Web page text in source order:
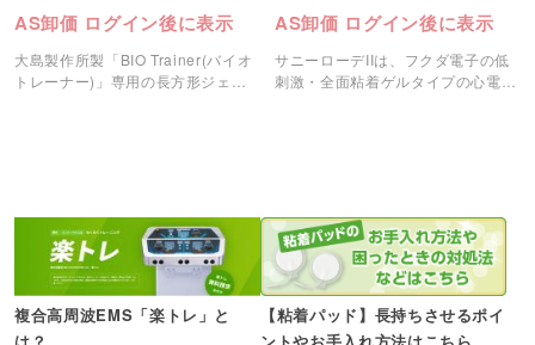
AS卸価 ログイン後に表示
大島製作所製「BIO Trainer(バイオ
トレーナー)」専用の長方形ジェル
AS卸価 ログイン後に表示
サニーローデIIは、フクダ電子の低
刺激・全面粘着ゲルタイプの心電図
複合高周波EMS「楽トレ」と
【粘着パッド】長持ちさせるポイ